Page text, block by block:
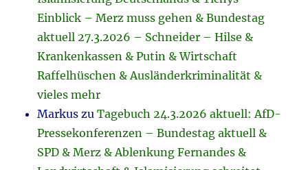
Einblick – Merz muss gehen & Bundestag
aktuell 27.3.2026 – Schneider – Hilse &
Krankenkassen & Putin & Wirtschaft
Raffelhüschen & Ausländerkriminalität &
vieles mehr
Markus zuTagebuch 24.3.2026 aktuell: AfD-
Pressekonferenzen – Bundestag aktuell &
SPD & Merz & Ablenkung Fernandes &